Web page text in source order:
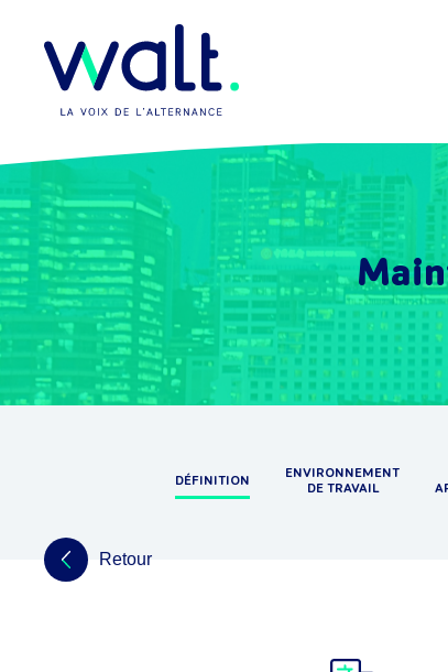
DÉFINITION
ENVIRONNEMENT
DE TRAVAIL
Retour